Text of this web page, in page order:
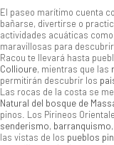
El paseo marítimo cuenta
bañarse, divertirse o
actividades acuáticas
maravillosas para
Racou te llevará hasta
Collioure, mientras que las
permitirán descubrir los
Las rocas de la costa se
Natural del bosque de
pinos. Los Pirineos
senderismo, barranquismo,
las vistas de los pueblos